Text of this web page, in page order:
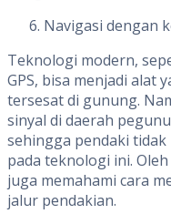
Navigasi dengan
Teknologi modern,
GPS, bisa menjadi alat
tersesat di gunung.
sinyal di daerah
sehingga pendaki
pada teknologi ini.
juga memahami cara
jalur pendakian.